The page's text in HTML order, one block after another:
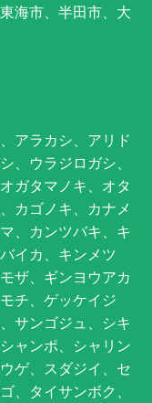
海市、半田市、大
アラカシ、アリド
、ウラジロガシ、
ガタマノキ、オタ
カゴノキ、カナメ
、カンツバキ、キ
イカ、キンメツ
ザ、ギンヨウアカ
チ、ゲッケイジ
サンゴジュ、シキ
ャンポ、シャリン
ゲ、スダジイ、セ
、タイサンボク、